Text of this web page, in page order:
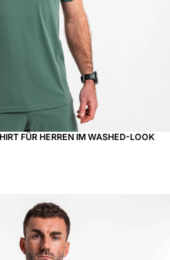
FÜR HERREN IM WASHED-LOOK